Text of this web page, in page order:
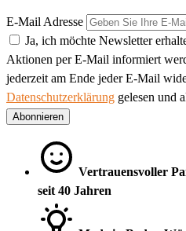
E-Mail Adresse
Ja, ich möchte Newsletter
Aktionen per E-Mail informiert
jederzeit am Ende jeder E-Mail
Datenschutzerklärung gelesen und
Abonnieren
Vertrauensvoller
seit 40 Jahren